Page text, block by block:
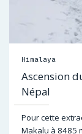
Himalaya
Ascension
Népal
Pour cette
Makalu à 8485